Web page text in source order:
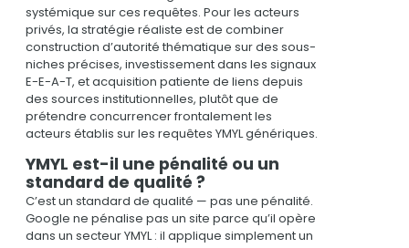
systémique sur ces requêtes. Pour les acteurs
privés, la stratégie réaliste est de combiner
construction d’autorité thématique sur des sous-
niches précises, investissement dans les signaux
E-E-A-T, et acquisition patiente de liens depuis
des sources institutionnelles, plutôt que de
prétendre concurrencer frontalement les
acteurs établis sur les requêtes YMYL génériques.
YMYL est-il une pénalité ou un
standard de qualité ?
C’est un standard de qualité — pas une pénalité.
Google ne pénalise pas un site parce qu’il opère
dans un secteur YMYL : il applique simplement un